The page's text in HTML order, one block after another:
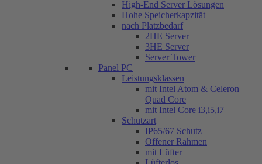
High-End Server Lösungen
Hohe Speicherkapzität
nach Platzbedarf
2HE Server
3HE Server
Server Tower
Panel PC
Leistungsklassen
mit Intel Atom & Celeron
Quad Core
mit Intel Core i3,i5,i7
Schutzart
IP65/67 Schutz
Offener Rahmen
mit Lüfter